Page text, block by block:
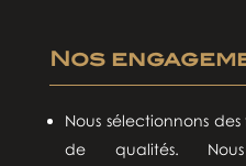
Nos
Nous sélectionnons des
de qualités.